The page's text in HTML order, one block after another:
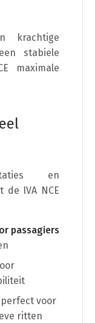
krachtige
stabiele
maximale
en
de IVA NCE
passagiers
perfect voor
ritten